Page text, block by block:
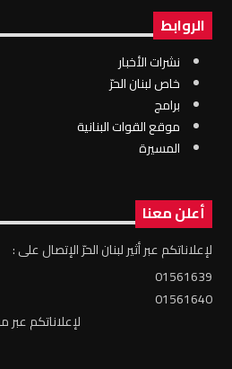
الروابط
نشرات الأخبار
خاص لبنان الحرّ
برامج
موقع القوات البنانية
المسيرة
أعلن معنا
لإعلاناتكم عبر أثير لبنان الحرّ الإتصال على :
01561639
01561640
لإعلاناتكم عبر